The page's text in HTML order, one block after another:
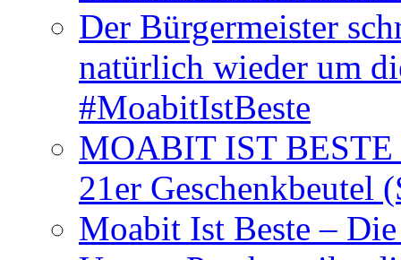
Der Bürgermeister
natürlich wieder um
#MoabitIstBeste
MOABIT IST BESTE
21er Geschenkbeutel
Moabit Ist Beste –